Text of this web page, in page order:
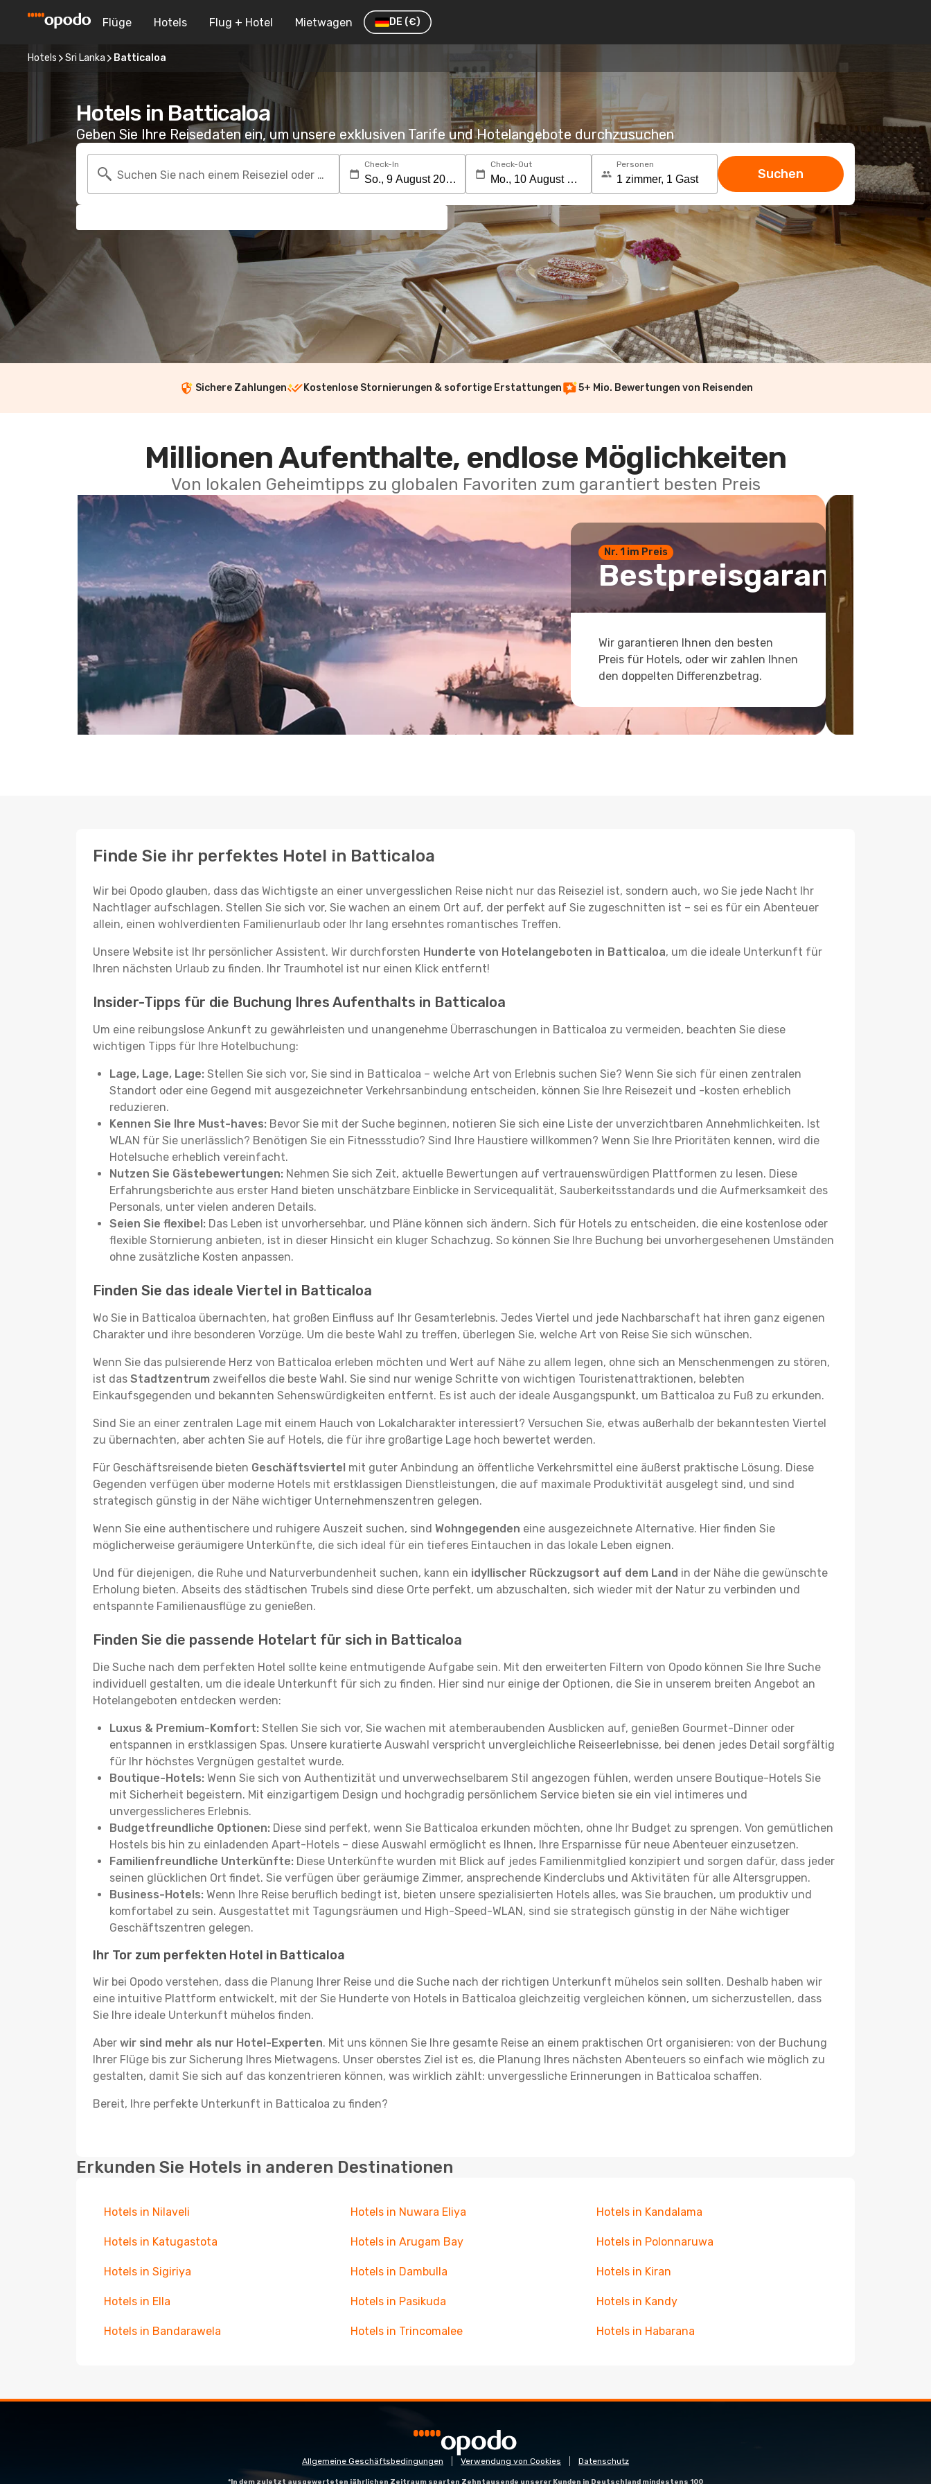
Flüge Hotels Flug + Hotel Mietwagen DE (€)
Hotels Sri Lanka Batticaloa
Hotels in Batticaloa
Geben Sie Ihre Reisedaten ein, um unsere exklusiven Tarife und Hotelangebote durchzusuchen
Suchen Sie nach einem Reiseziel oder Hotel
Check-In Check-Out Personen
Suchen
Sichere Zahlungen Kostenlose Stornierungen & sofortige Erstattungen 5+ Mio. Bewertungen von Reisenden
Millionen Aufenthalte, endlose Möglichkeiten
Von lokalen Geheimtipps zu globalen Favoriten zum garantiert besten Preis
Nr. 1 im Preis
Bestpreisgarantie
Wir garantieren Ihnen den besten
Preis für Hotels, oder wir zahlen Ihnen
den doppelten Differenzbetrag.
Finde Sie ihr perfektes Hotel in Batticaloa
Wir bei Opodo glauben, dass das Wichtigste an einer unvergesslichen Reise nicht nur das Reiseziel ist, sondern auch, wo Sie jede Nacht Ihr
Nachtlager aufschlagen. Stellen Sie sich vor, Sie wachen an einem Ort auf, der perfekt auf Sie zugeschnitten ist – sei es für ein Abenteuer
allein, einen wohlverdienten Familienurlaub oder Ihr lang ersehntes romantisches Treffen.
Unsere Website ist Ihr persönlicher Assistent. Wir durchforsten Hunderte von Hotelangeboten in Batticaloa, um die ideale Unterkunft für
Ihren nächsten Urlaub zu finden. Ihr Traumhotel ist nur einen Klick entfernt!
Insider-Tipps für die Buchung Ihres Aufenthalts in Batticaloa
Um eine reibungslose Ankunft zu gewährleisten und unangenehme Überraschungen in Batticaloa zu vermeiden, beachten Sie diese
wichtigen Tipps für Ihre Hotelbuchung:
Lage, Lage, Lage: Stellen Sie sich vor, Sie sind in Batticaloa – welche Art von Erlebnis suchen Sie? Wenn Sie sich für einen zentralen
Standort oder eine Gegend mit ausgezeichneter Verkehrsanbindung entscheiden, können Sie Ihre Reisezeit und -kosten erheblich
reduzieren.
Kennen Sie Ihre Must-haves: Bevor Sie mit der Suche beginnen, notieren Sie sich eine Liste der unverzichtbaren Annehmlichkeiten. Ist
WLAN für Sie unerlässlich? Benötigen Sie ein Fitnessstudio? Sind Ihre Haustiere willkommen? Wenn Sie Ihre Prioritäten kennen, wird die
Hotelsuche erheblich vereinfacht.
Nutzen Sie Gästebewertungen: Nehmen Sie sich Zeit, aktuelle Bewertungen auf vertrauenswürdigen Plattformen zu lesen. Diese
Erfahrungsberichte aus erster Hand bieten unschätzbare Einblicke in Servicequalität, Sauberkeitsstandards und die Aufmerksamkeit des
Personals, unter vielen anderen Details.
Seien Sie flexibel: Das Leben ist unvorhersehbar, und Pläne können sich ändern. Sich für Hotels zu entscheiden, die eine kostenlose oder
flexible Stornierung anbieten, ist in dieser Hinsicht ein kluger Schachzug. So können Sie Ihre Buchung bei unvorhergesehenen Umständen
ohne zusätzliche Kosten anpassen.
Finden Sie das ideale Viertel in Batticaloa
Wo Sie in Batticaloa übernachten, hat großen Einfluss auf Ihr Gesamterlebnis. Jedes Viertel und jede Nachbarschaft hat ihren ganz eigenen
Charakter und ihre besonderen Vorzüge. Um die beste Wahl zu treffen, überlegen Sie, welche Art von Reise Sie sich wünschen.
Wenn Sie das pulsierende Herz von Batticaloa erleben möchten und Wert auf Nähe zu allem legen, ohne sich an Menschenmengen zu stören,
ist das Stadtzentrum zweifellos die beste Wahl. Sie sind nur wenige Schritte von wichtigen Touristenattraktionen, belebten
Einkaufsgegenden und bekannten Sehenswürdigkeiten entfernt. Es ist auch der ideale Ausgangspunkt, um Batticaloa zu Fuß zu erkunden.
Sind Sie an einer zentralen Lage mit einem Hauch von Lokalcharakter interessiert? Versuchen Sie, etwas außerhalb der bekanntesten Viertel
zu übernachten, aber achten Sie auf Hotels, die für ihre großartige Lage hoch bewertet werden.
Für Geschäftsreisende bieten Geschäftsviertel mit guter Anbindung an öffentliche Verkehrsmittel eine äußerst praktische Lösung. Diese
Gegenden verfügen über moderne Hotels mit erstklassigen Dienstleistungen, die auf maximale Produktivität ausgelegt sind, und sind
strategisch günstig in der Nähe wichtiger Unternehmenszentren gelegen.
Wenn Sie eine authentischere und ruhigere Auszeit suchen, sind Wohngegenden eine ausgezeichnete Alternative. Hier finden Sie
möglicherweise geräumigere Unterkünfte, die sich ideal für ein tieferes Eintauchen in das lokale Leben eignen.
Und für diejenigen, die Ruhe und Naturverbundenheit suchen, kann ein idyllischer Rückzugsort auf dem Land in der Nähe die gewünschte
Erholung bieten. Abseits des städtischen Trubels sind diese Orte perfekt, um abzuschalten, sich wieder mit der Natur zu verbinden und
entspannte Familienausflüge zu genießen.
Finden Sie die passende Hotelart für sich in Batticaloa
Die Suche nach dem perfekten Hotel sollte keine entmutigende Aufgabe sein. Mit den erweiterten Filtern von Opodo können Sie Ihre Suche
individuell gestalten, um die ideale Unterkunft für sich zu finden. Hier sind nur einige der Optionen, die Sie in unserem breiten Angebot an
Hotelangeboten entdecken werden:
Luxus & Premium-Komfort: Stellen Sie sich vor, Sie wachen mit atemberaubenden Ausblicken auf, genießen Gourmet-Dinner oder
entspannen in erstklassigen Spas. Unsere kuratierte Auswahl verspricht unvergleichliche Reiseerlebnisse, bei denen jedes Detail sorgfältig
für Ihr höchstes Vergnügen gestaltet wurde.
Boutique-Hotels: Wenn Sie sich von Authentizität und unverwechselbarem Stil angezogen fühlen, werden unsere Boutique-Hotels Sie
mit Sicherheit begeistern. Mit einzigartigem Design und hochgradig persönlichem Service bieten sie ein viel intimeres und
unvergesslicheres Erlebnis.
Budgetfreundliche Optionen: Diese sind perfekt, wenn Sie Batticaloa erkunden möchten, ohne Ihr Budget zu sprengen. Von gemütlichen
Hostels bis hin zu einladenden Apart-Hotels – diese Auswahl ermöglicht es Ihnen, Ihre Ersparnisse für neue Abenteuer einzusetzen.
Familienfreundliche Unterkünfte: Diese Unterkünfte wurden mit Blick auf jedes Familienmitglied konzipiert und sorgen dafür, dass jeder
seinen glücklichen Ort findet. Sie verfügen über geräumige Zimmer, ansprechende Kinderclubs und Aktivitäten für alle Altersgruppen.
Business-Hotels: Wenn Ihre Reise beruflich bedingt ist, bieten unsere spezialisierten Hotels alles, was Sie brauchen, um produktiv und
komfortabel zu sein. Ausgestattet mit Tagungsräumen und High-Speed-WLAN, sind sie strategisch günstig in der Nähe wichtiger
Geschäftszentren gelegen.
Ihr Tor zum perfekten Hotel in Batticaloa
Wir bei Opodo verstehen, dass die Planung Ihrer Reise und die Suche nach der richtigen Unterkunft mühelos sein sollten. Deshalb haben wir
eine intuitive Plattform entwickelt, mit der Sie Hunderte von Hotels in Batticaloa gleichzeitig vergleichen können, um sicherzustellen, dass
Sie Ihre ideale Unterkunft mühelos finden.
Aber wir sind mehr als nur Hotel-Experten. Mit uns können Sie Ihre gesamte Reise an einem praktischen Ort organisieren: von der Buchung
Ihrer Flüge bis zur Sicherung Ihres Mietwagens. Unser oberstes Ziel ist es, die Planung Ihres nächsten Abenteuers so einfach wie möglich zu
gestalten, damit Sie sich auf das konzentrieren können, was wirklich zählt: unvergessliche Erinnerungen in Batticaloa schaffen.
Bereit, Ihre perfekte Unterkunft in Batticaloa zu finden?
Erkunden Sie Hotels in anderen Destinationen
Hotels in Nilaveli Hotels in Nuwara Eliya Hotels in Kandalama
Hotels in Katugastota Hotels in Arugam Bay Hotels in Polonnaruwa
Hotels in Sigiriya Hotels in Dambulla Hotels in Kiran
Hotels in Ella Hotels in Pasikuda Hotels in Kandy
Hotels in Bandarawela Hotels in Trincomalee Hotels in Habarana
Allgemeine Geschäftsbedingungen Verwendung von Cookies Datenschutz
*In dem zuletzt ausgewerteten jährlichen Zeitraum sparten Zehntausende unserer Kunden in Deutschland mindestens 100